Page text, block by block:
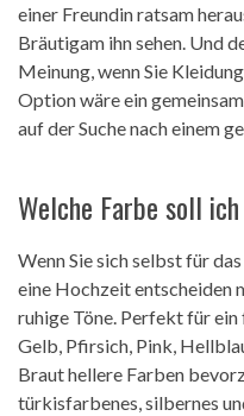
einer Freundin ratsam
Bräutigam ihn sehen. Und
Meinung, wenn Sie
Option wäre ein
auf der Suche nach einem
Welche Farbe soll
Wenn Sie sich selbst für
eine Hochzeit entscheiden
ruhige Töne. Perfekt für
Gelb, Pfirsich, Pink,
Braut hellere Farben
türkisfarbenes, silbernes